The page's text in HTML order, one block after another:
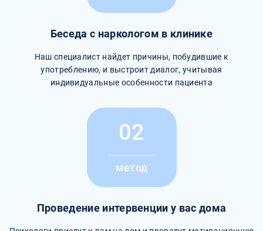
Беседа с наркологом в клинике
Наш специалист найдет причины, побудившие к
употреблению, и выстроит диалог, учитывая
индивидуальные особенности пациента
02
метод
Проведение интервенции у вас дома